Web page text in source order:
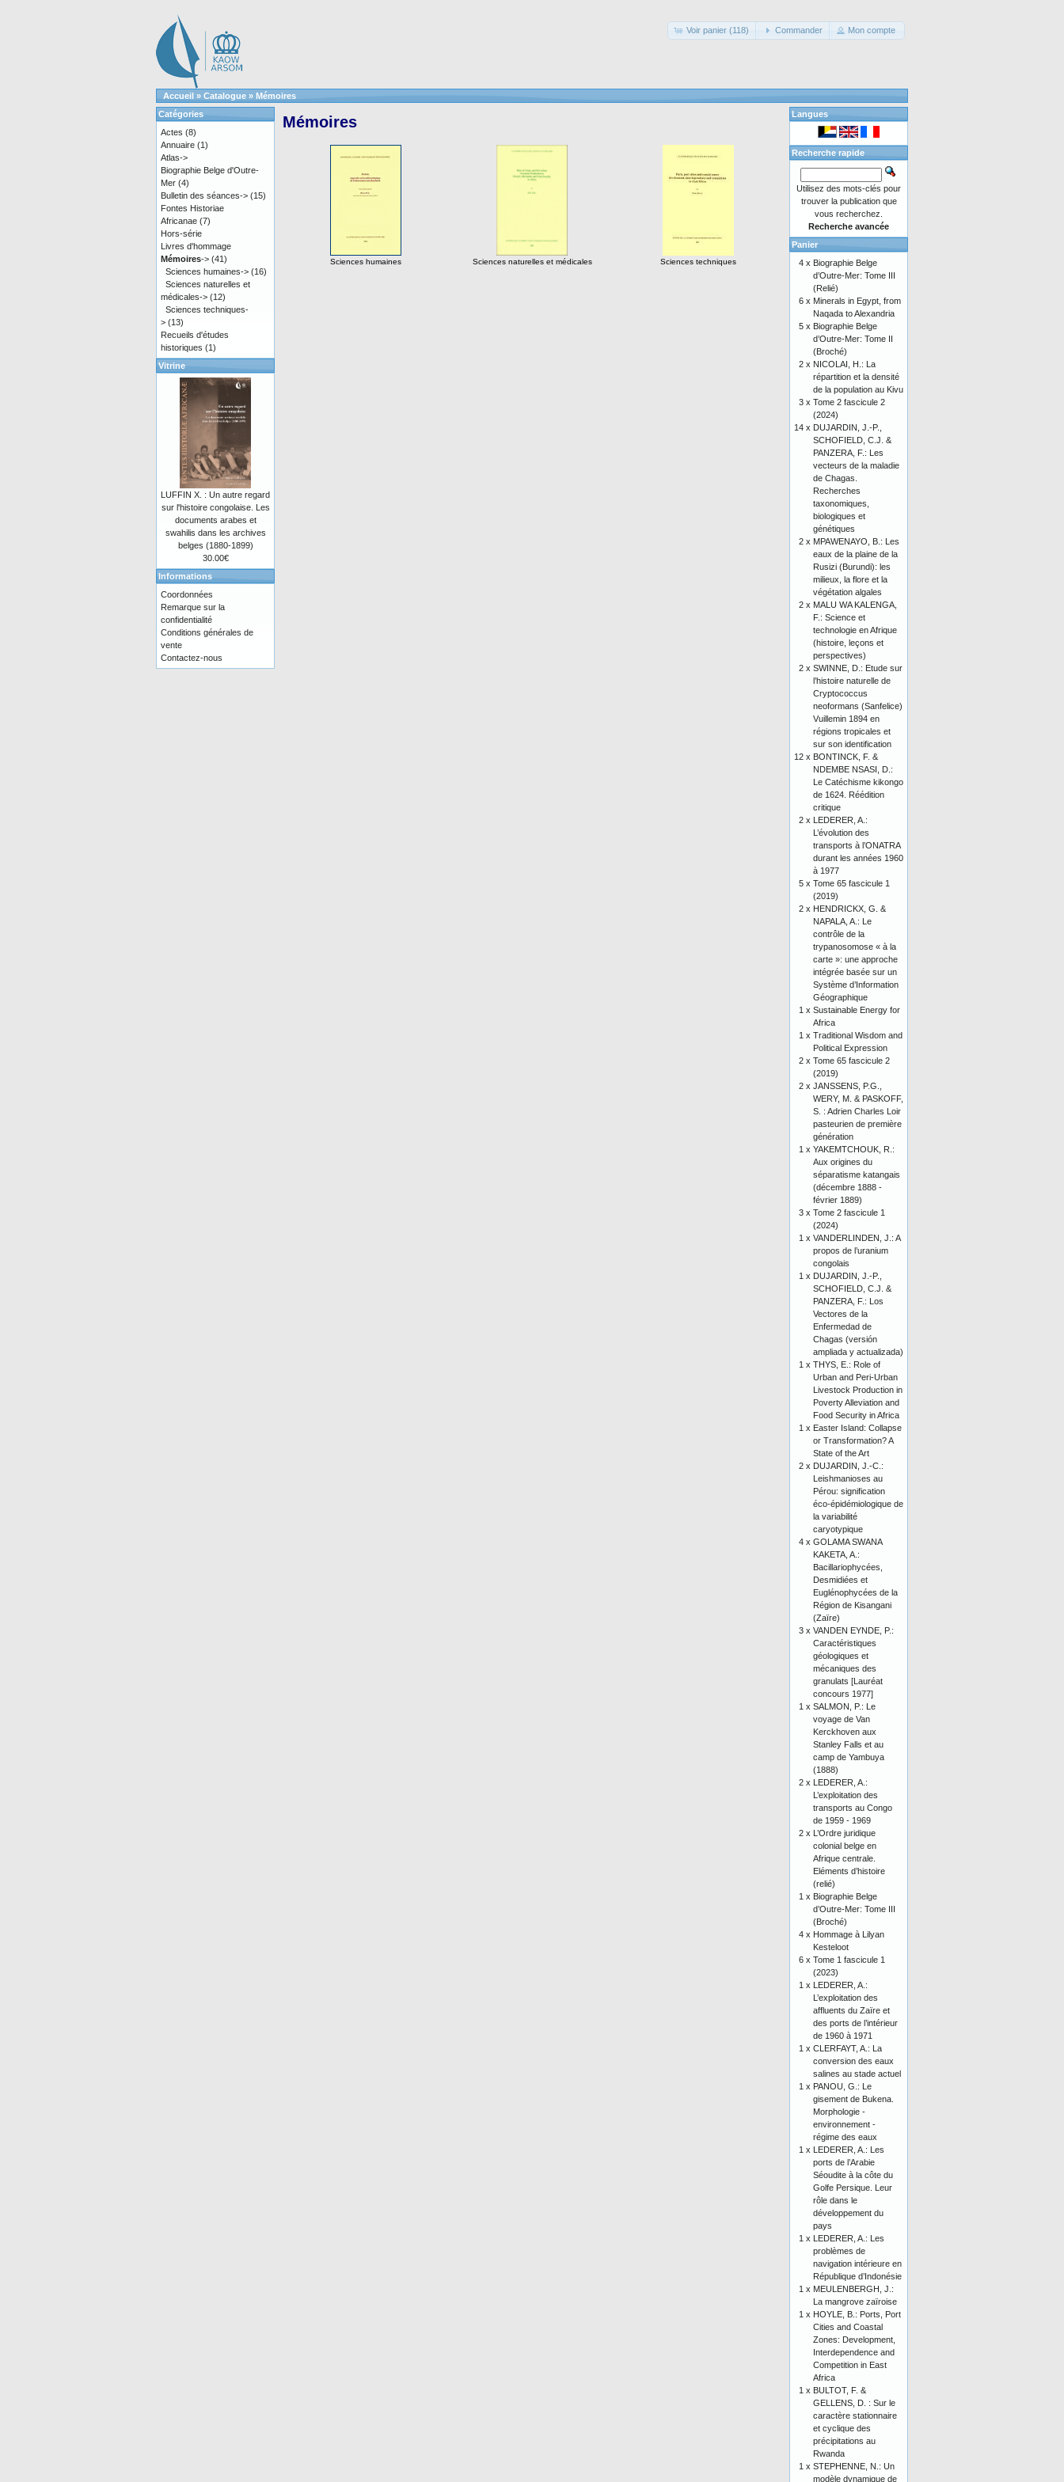
Voir panier (118) Commander Mon compte
Accueil » Catalogue » Mémoires
Mémoires
Sciences humaines Sciences naturelles et médicales Sciences techniques
Catégories
Actes (8)
Annuaire (1)
Atlas->
Biographie Belge d'Outre-
Mer (4)
Bulletin des séances-> (15)
Fontes Historiae
Africanae (7)
Hors-série
Livres d'hommage
Mémoires-> (41)
Sciences humaines-> (16)
Sciences naturelles et
médicales-> (12)
Sciences techniques-
> (13)
Recueils d'études
historiques (1)
Vitrine
LUFFIN X. : Un autre regard
sur l'histoire congolaise. Les
documents arabes et
swahilis dans les archives
belges (1880-1899)
30.00€
Informations
Coordonnées
Remarque sur la
confidentialité
Conditions générales de
vente
Contactez-nous
Langues
Recherche rapide
Utilisez des mots-clés pour
trouver la publication que
vous recherchez.
Recherche avancée
Panier
4 x Biographie Belge
d’Outre-Mer: Tome III
(Relié)
6 x Minerals in Egypt, from
Naqada to Alexandria
5 x Biographie Belge
d’Outre-Mer: Tome II
(Broché)
2 x NICOLAI, H.: La
répartition et la densité
de la population au Kivu
3 x Tome 2 fascicule 2
(2024)
14 x DUJARDIN, J.-P.,
SCHOFIELD, C.J. &
PANZERA, F.: Les
vecteurs de la maladie
de Chagas.
Recherches
taxonomiques,
biologiques et
génétiques
2 x MPAWENAYO, B.: Les
eaux de la plaine de la
Rusizi (Burundi): les
milieux, la flore et la
végétation algales
2 x MALU WA KALENGA,
F.: Science et
technologie en Afrique
(histoire, leçons et
perspectives)
2 x SWINNE, D.: Etude sur
l’histoire naturelle de
Cryptococcus
neoformans (Sanfelice)
Vuillemin 1894 en
régions tropicales et
sur son identification
12 x BONTINCK, F. &
NDEMBE NSASI, D.:
Le Catéchisme kikongo
de 1624. Réédition
critique
2 x LEDERER, A.:
L’évolution des
transports à l’ONATRA
durant les années 1960
à 1977
5 x Tome 65 fascicule 1
(2019)
2 x HENDRICKX, G. &
NAPALA, A.: Le
contrôle de la
trypanosomose « à la
carte »: une approche
intégrée basée sur un
Système d’Information
Géographique
1 x Sustainable Energy for
Africa
1 x Traditional Wisdom and
Political Expression
2 x Tome 65 fascicule 2
(2019)
2 x JANSSENS, P.G.,
WERY, M. & PASKOFF,
S. : Adrien Charles Loir
pasteurien de première
génération
1 x YAKEMTCHOUK, R.:
Aux origines du
séparatisme katangais
(décembre 1888 -
février 1889)
3 x Tome 2 fascicule 1
(2024)
1 x VANDERLINDEN, J.: A
propos de l’uranium
congolais
1 x DUJARDIN, J.-P.,
SCHOFIELD, C.J. &
PANZERA, F.: Los
Vectores de la
Enfermedad de
Chagas (versión
ampliada y actualizada)
1 x THYS, E.: Role of
Urban and Peri-Urban
Livestock Production in
Poverty Alleviation and
Food Security in Africa
1 x Easter Island: Collapse
or Transformation? A
State of the Art
2 x DUJARDIN, J.-C.:
Leishmanioses au
Pérou: signification
éco-épidémiologique de
la variabilité
caryotypique
4 x GOLAMA SWANA
KAKETA, A.:
Bacillariophycées,
Desmidiées et
Euglénophycées de la
Région de Kisangani
(Zaïre)
3 x VANDEN EYNDE, P.:
Caractéristiques
géologiques et
mécaniques des
granulats [Lauréat
concours 1977]
1 x SALMON, P.: Le
voyage de Van
Kerckhoven aux
Stanley Falls et au
camp de Yambuya
(1888)
2 x LEDERER, A.:
L’exploitation des
transports au Congo
de 1959 - 1969
2 x L’Ordre juridique
colonial belge en
Afrique centrale.
Eléments d’histoire
(relié)
1 x Biographie Belge
d’Outre-Mer: Tome III
(Broché)
4 x Hommage à Lilyan
Kesteloot
6 x Tome 1 fascicule 1
(2023)
1 x LEDERER, A.:
L’exploitation des
affluents du Zaïre et
des ports de l’intérieur
de 1960 à 1971
1 x CLERFAYT, A.: La
conversion des eaux
salines au stade actuel
1 x PANOU, G.: Le
gisement de Bukena.
Morphologie -
environnement -
régime des eaux
1 x LEDERER, A.: Les
ports de l’Arabie
Séoudite à la côte du
Golfe Persique. Leur
rôle dans le
développement du
pays
1 x LEDERER, A.: Les
problèmes de
navigation intérieure en
République d’Indonésie
1 x MEULENBERGH, J.:
La mangrove zaïroise
1 x HOYLE, B.: Ports, Port
Cities and Coastal
Zones: Development,
Interdependence and
Competition in East
Africa
1 x BULTOT, F. &
GELLENS, D. : Sur le
caractère stationnaire
et cyclique des
précipitations au
Rwanda
1 x STEPHENNE, N.: Un
modèle dynamique de